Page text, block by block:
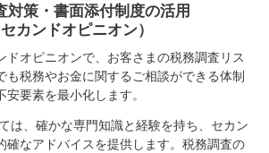
対策・書面添付制度の活用
セカンドオピニオン）
ドオピニオンで、お客さまの税務調査リス
も税務やお金に関するご相談ができる体制
要素を最小化します。
は、確かな専門知識と経験を持ち、セカン
確なアドバイスを提供します。税務調査の